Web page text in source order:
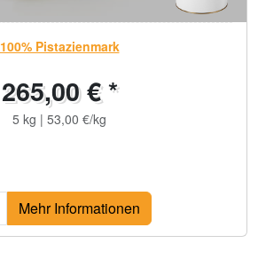
100% Pistazienmark
265,00 € *
5 kg | 53,00 €/kg
Mehr Informationen